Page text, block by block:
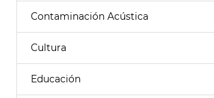
Contaminación Acústica
Cultura
Educación